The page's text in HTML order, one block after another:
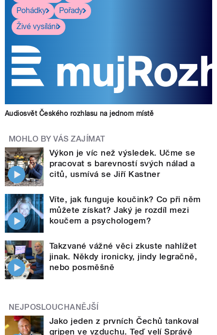
Pohádky
Pořady
Živé vysílání
Audiosvět Českého rozhlasu na jednom místě
MOHLO BY VÁS ZAJÍMAT
Výkon je víc než výsledek. Učme se
pracovat s barevností svých nálad a
citů, usmívá se Jiří Kastner
Víte, jak funguje koučink? Co při něm
můžete získat? Jaký je rozdíl mezi
koučem a psychologem?
Takzvané vážné věci zkuste nahlížet
jinak. Někdy ironicky, jindy legračně,
nebo posměšně
NEJPOSLOUCHANĚJŠÍ
Jako jeden z prvních Čechů tankoval
gripen ve vzduchu. Teď velí Správě